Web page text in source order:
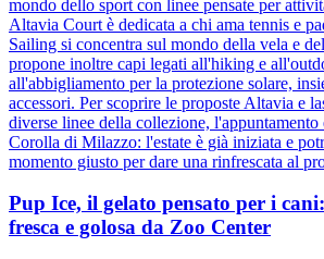
mondo dello sport con linee pensate per
Altavia Court è dedicata a chi ama tennis e
Sailing si concentra sul mondo della vela e
propone inoltre capi legati all'hiking e
all'abbigliamento per la protezione solare,
accessori. Per scoprire le proposte Altavia e
diverse linee della collezione,
Corolla di Milazzo: l'estate è già iniziata e
momento giusto per dare una rinfrescata al
Pup Ice, il gelato pensato per i
fresca e golosa da Zoo Center